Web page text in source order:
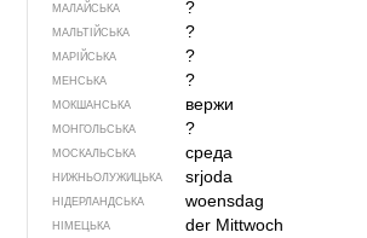
МАЛАЙСЬКА ?
МАЛЬТІЙСЬКА ?
МАРІЙСЬКА ?
МЕНСЬКА ?
МОКШАНСЬКА вержи
МОНГОЛЬСЬКА ?
МОСКАЛЬСЬКА среда
НИЖНЬОЛУЖИЦЬКА srjoda
НІДЕРЛАНДСЬКА woensdag
НІМЕЦЬКА der Mittwoch